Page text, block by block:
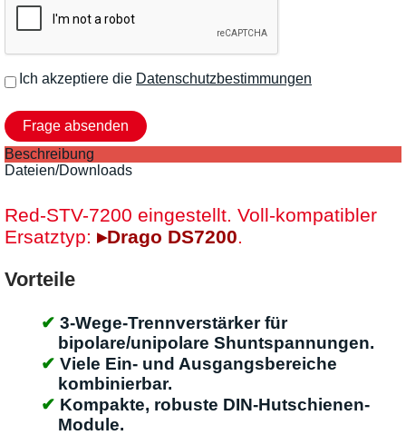
Ich akzeptiere die Datenschutzbestimmungen
Beschreibung
Dateien/Downloads
Red-STV-7200 eingestellt. Voll-kompatibler
Ersatztyp: ▸Drago DS7200.
Vorteile
3-Wege-Trennverstärker für
bipolare/unipolare Shuntspannungen.
Viele Ein- und Ausgangsbereiche
kombinierbar.
Kompakte, robuste DIN-Hutschienen-
Module.